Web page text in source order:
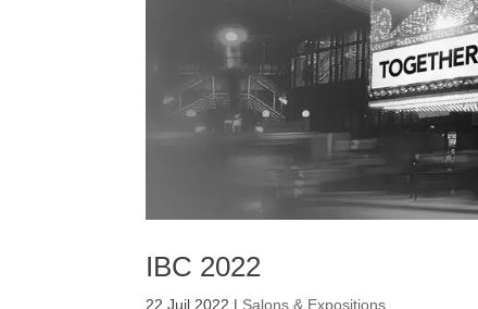
IBC 2022
22 Juil 2022 | Salons & Expositions